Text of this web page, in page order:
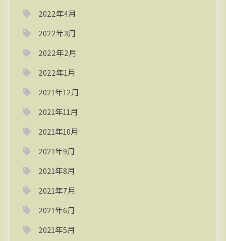
2022年4月
2022年3月
2022年2月
2022年1月
2021年12月
2021年11月
2021年10月
2021年9月
2021年8月
2021年7月
2021年6月
2021年5月